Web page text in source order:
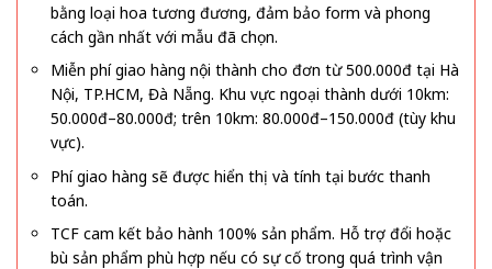
bằng loại hoa tương đương, đảm bảo form và phong
cách gần nhất với mẫu đã chọn.
Miễn phí giao hàng nội thành cho đơn từ 500.000đ tại Hà
Nội, TP.HCM, Đà Nẵng. Khu vực ngoại thành dưới 10km:
50.000đ–80.000đ; trên 10km: 80.000đ–150.000đ (tùy khu
vực).
Phí giao hàng sẽ được hiển thị và tính tại bước thanh
toán.
TCF cam kết bảo hành 100% sản phẩm. Hỗ trợ đổi hoặc
bù sản phẩm phù hợp nếu có sự cố trong quá trình vận